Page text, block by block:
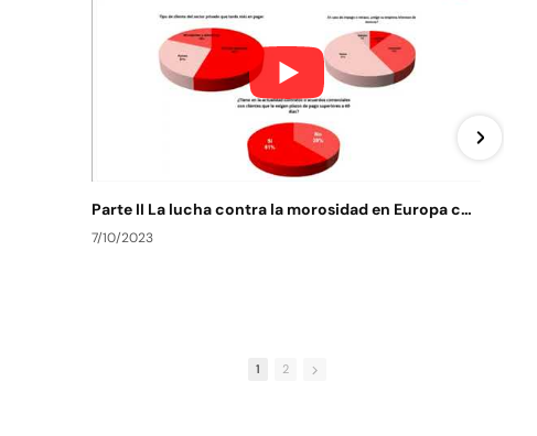
Parte II La lucha contra la morosidad en Europa contexto actual y de futuro
7/10/2023
1 2